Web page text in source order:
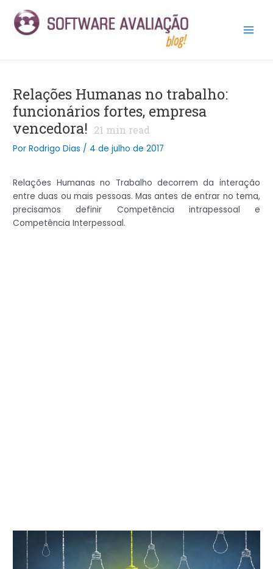
para
Relações Humanas no trabalho:
funcionários fortes, empresa
vencedora! 21 min read
PorRodrigo Dias / 4 de julho de 2017
Relações Humanas no Trabalho decorrem da interação
entre duas ou mais pessoas. Mas antes de entrar no tema,
precisamos definir Competência intrapessoal e
Competência Interpessoal.
navigation